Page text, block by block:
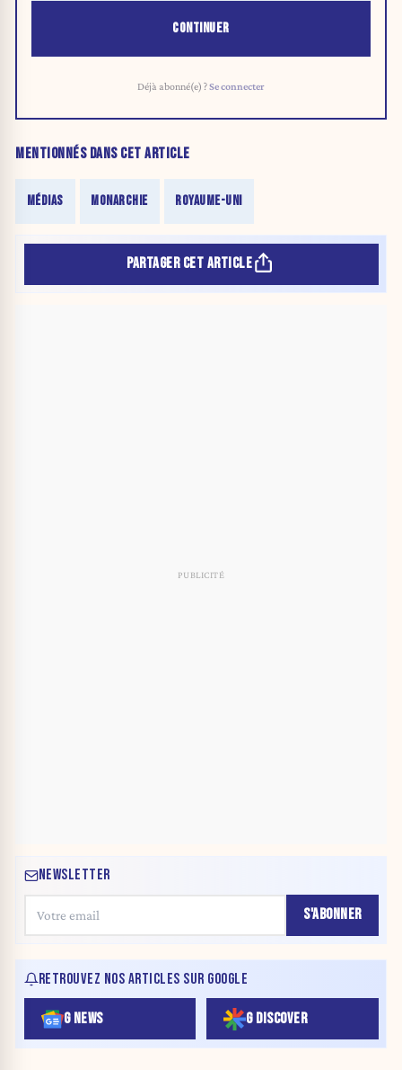
CONTINUER
Déjà abonné(e) ?Se connecter
MENTIONNÉS DANS CET ARTICLE
MÉDIAS MONARCHIE ROYAUME-UNI
PARTAGER CET ARTICLE
NEWSLETTER
S'ABONNER
RETROUVEZ NOS ARTICLES SUR GOOGLE
G NEWS G DISCOVER